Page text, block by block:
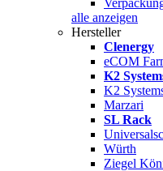
alle anzeigen
Hersteller
Clenergy
eCOM
K2
K2
Marzari
SL Rack
Würth
Ziegel